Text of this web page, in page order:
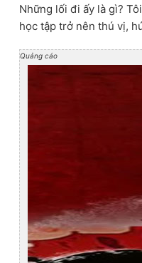
Những lối đi ấy là gì?
học tập trở nên thú vị,
Quảng cáo